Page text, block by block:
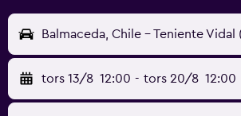
Balmaceda, Chile - Teniente Vidal
tors 13/8 12:00 - tors 20/8 12:00